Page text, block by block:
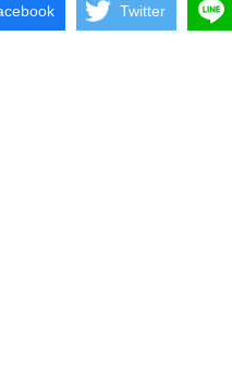
Twitter